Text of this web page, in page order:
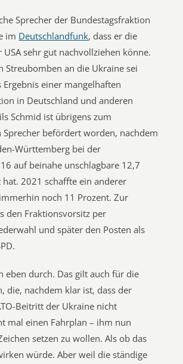
Sprecher der Bundestagsfraktion
im Deutschlandfunk, dass er die
USA sehr gut nachvollziehen könne.
Streubomben an die Ukraine sei
Ergebnis einer mangelhaften
in Deutschland und anderen
Schmid ist übrigens zum
befördert worden, nachdem
Württemberg bei der
auf beinahe unschlagbare 12,7
hat. 2021 schaffte ein anderer
noch 11 Prozent. Zur
den Fraktionsvorsitz per
und später den Posten als
eben durch. Das gilt auch für die
die, nachdem klar ist, dass der
Beitritt der Ukraine nicht
mal einen Fahrplan – ihm nun
setzen zu wollen. Als ob das
würde. Aber weil die ständige